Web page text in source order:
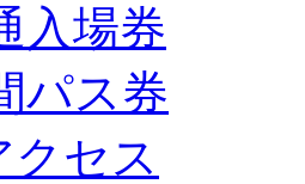
入場券
パス券
クセス